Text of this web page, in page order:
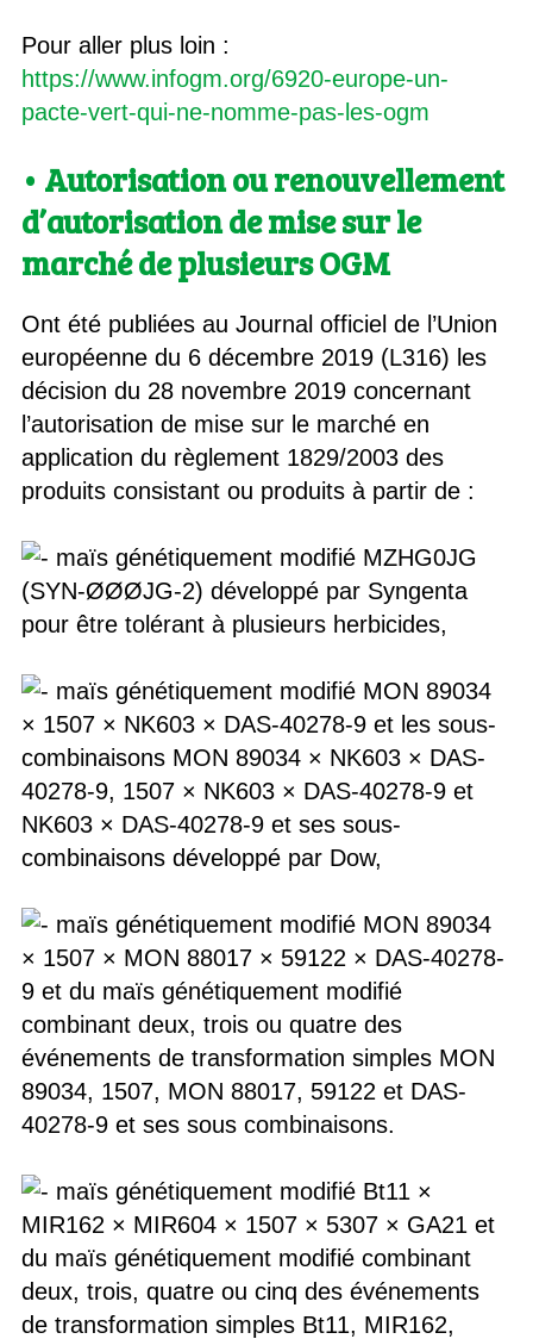
Pour aller plus loin :
https://www.infogm.org/6920-europe-un-
pacte-vert-qui-ne-nomme-pas-les-ogm
• Autorisation ou renouvellement
d’autorisation de mise sur le
marché de plusieurs OGM
Ont été publiées au Journal officiel de l’Union
européenne du 6 décembre 2019 (L316) les
décision du 28 novembre 2019 concernant
l’autorisation de mise sur le marché en
application du règlement 1829/2003 des
produits consistant ou produits à partir de :
maïs génétiquement modifié MZHG0JG
(SYN-ØØØJG-2) développé par Syngenta
pour être tolérant à plusieurs herbicides,
maïs génétiquement modifié MON 89034
× 1507 × NK603 × DAS-40278-9 et les sous-
combinaisons MON 89034 × NK603 × DAS-
40278-9, 1507 × NK603 × DAS-40278-9 et
NK603 × DAS-40278-9 et ses sous-
combinaisons développé par Dow,
maïs génétiquement modifié MON 89034
× 1507 × MON 88017 × 59122 × DAS-40278-
9 et du maïs génétiquement modifié
combinant deux, trois ou quatre des
événements de transformation simples MON
89034, 1507, MON 88017, 59122 et DAS-
40278-9 et ses sous combinaisons.
maïs génétiquement modifié Bt11 ×
MIR162 × MIR604 × 1507 × 5307 × GA21 et
du maïs génétiquement modifié combinant
deux, trois, quatre ou cinq des événements
de transformation simples Bt11, MIR162,